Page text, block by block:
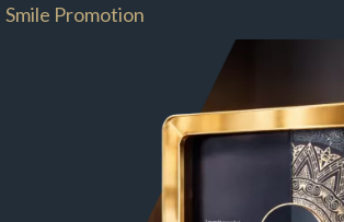
Smile Promotion